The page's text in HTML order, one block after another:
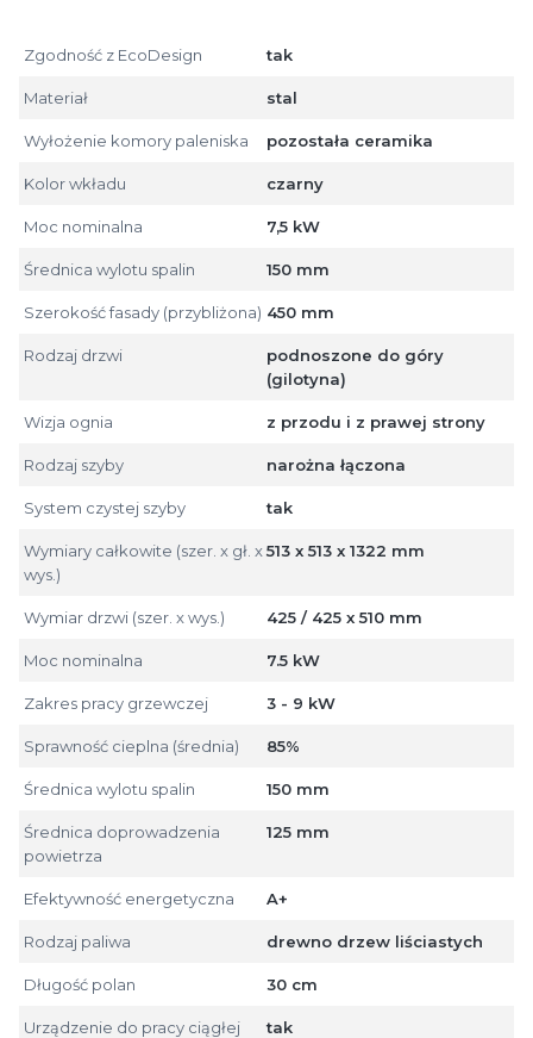
Zgodność z EcoDesign tak
Materiał stal
Wyłożenie komory paleniska pozostała ceramika
Kolor wkładu czarny
Moc nominalna 7,5 kW
Średnica wylotu spalin 150 mm
Szerokość fasady (przybliżona) 450 mm
Rodzaj drzwi
podnoszone do góry
(gilotyna)
Wizja ognia z przodu i z prawej strony
Rodzaj szyby narożna łączona
System czystej szyby tak
Wymiary całkowite (szer. x gł. x
wys.)
513 x 513 x 1322 mm
Wymiar drzwi (szer. x wys.) 425 / 425 x 510 mm
Moc nominalna 7.5 kW
Zakres pracy grzewczej 3 - 9 kW
Sprawność cieplna (średnia) 85%
Średnica wylotu spalin 150 mm
Średnica doprowadzenia
powietrza
125 mm
Efektywność energetyczna A+
Rodzaj paliwa drewno drzew liściastych
Długość polan 30 cm
Urządzenie do pracy ciągłej tak